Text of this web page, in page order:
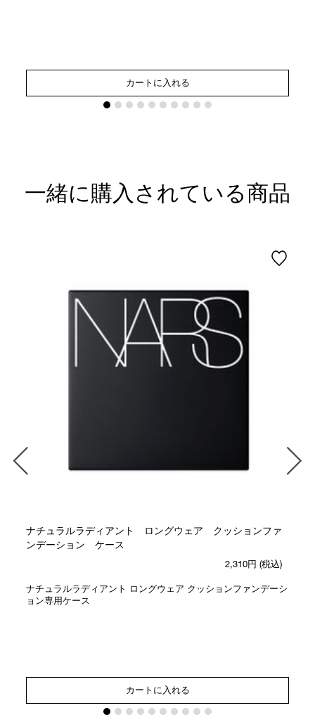
カートに入れる
一緒に購入されている商品
ナチュラルラディアント ロングウェア クッションファ
ンデーション ケース
2,310円 (税込)
ナチュラルラディアント ロングウェア クッションファンデーシ
ョン専用ケース
カートに入れる